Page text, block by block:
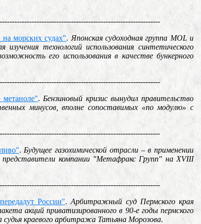
на морских судах". Японская судоходная группа MOL и
технологий использования синтетического
его использования в качестве бункерного
. Бензиновый кризис вынудил правительство
минусов, вполне сопоставимых «по модулю» с
. Будущее газохимической отрасли – в применении
компании "Метафракс Групп" на XVIII
России".Арбитражный суд Пермского края
акций приватизированного в 90-е годы пермского
краевого арбитража Татьяна Морозова.